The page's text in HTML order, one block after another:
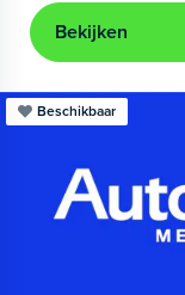
Bekijken
Beschikbaar